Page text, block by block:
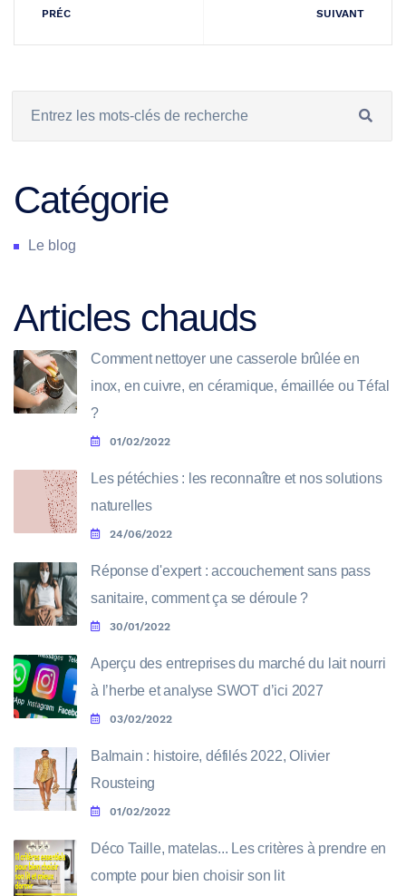
PRÉC SUIVANT
Catégorie
Le blog
Articles chauds
Comment nettoyer une casserole brûlée en
inox, en cuivre, en céramique, émaillée ou Téfal
?
01/02/2022
Les pétéchies : les reconnaître et nos solutions
naturelles
24/06/2022
Réponse d'expert : accouchement sans pass
sanitaire, comment ça se déroule ?
30/01/2022
Aperçu des entreprises du marché du lait nourri
à l’herbe et analyse SWOT d’ici 2027
03/02/2022
Balmain : histoire, défilés 2022, Olivier
Rousteing
01/02/2022
Déco Taille, matelas... Les critères à prendre en
compte pour bien choisir son lit